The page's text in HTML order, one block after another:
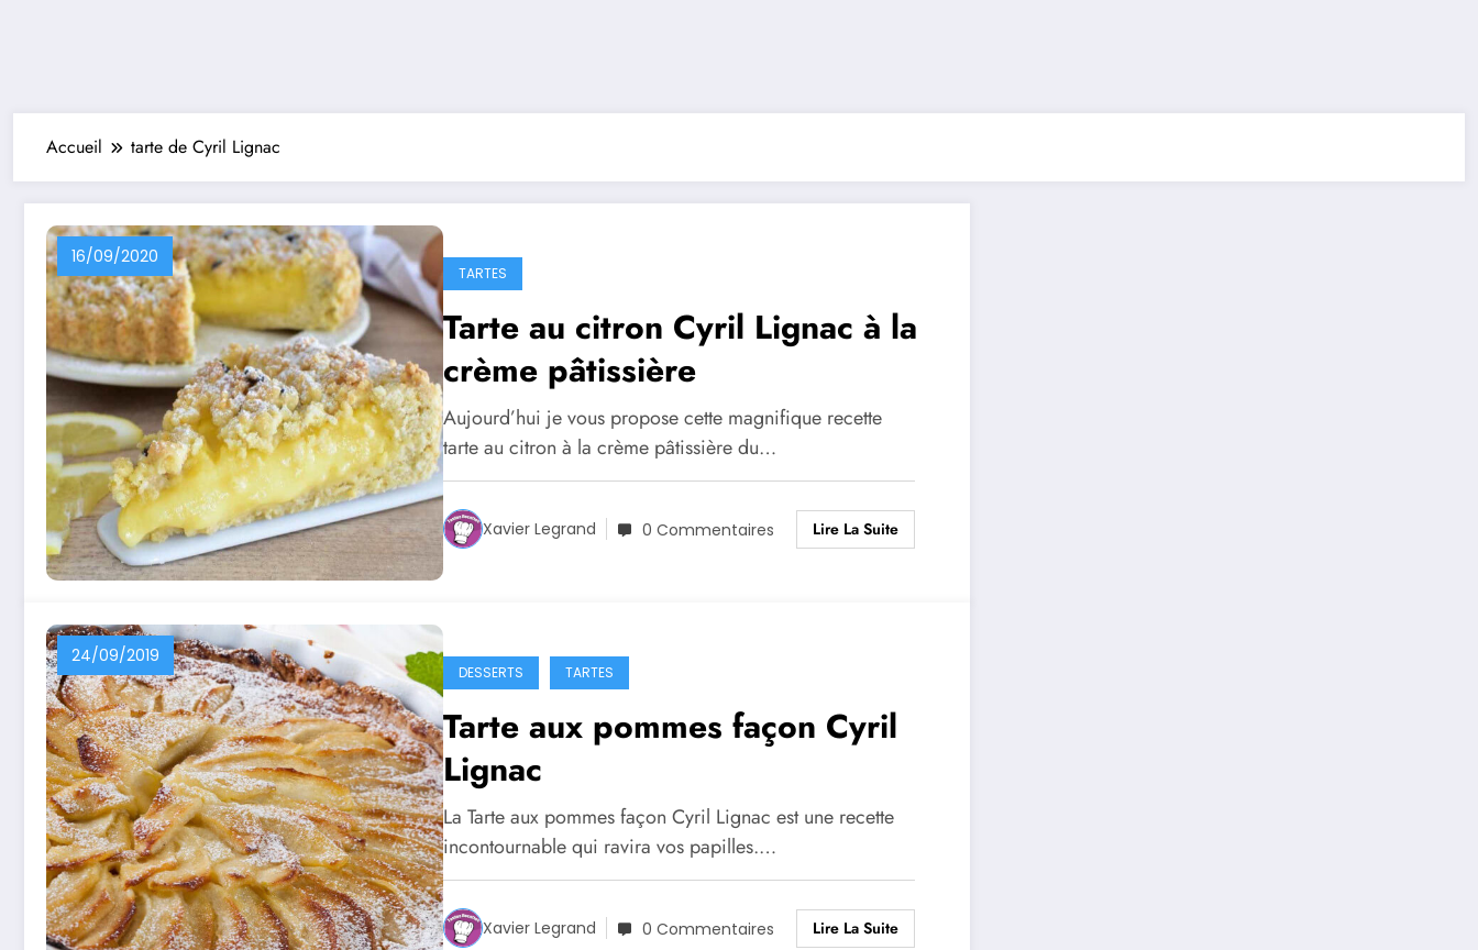
Accueil tarte de Cyril Lignac
16/09/2020
TARTES
Tarte au citron Cyril Lignac à la
crème pâtissière
Aujourd’hui je vous propose cette magnifique recette
tarte au citron à la crème pâtissière du…
Xavier Legrand 0 Commentaires Lire La Suite
24/09/2019
DESSERTS TARTES
Tarte aux pommes façon Cyril
Lignac
La Tarte aux pommes façon Cyril Lignac est une recette
incontournable qui ravira vos papilles.…
Xavier Legrand 0 Commentaires Lire La Suite